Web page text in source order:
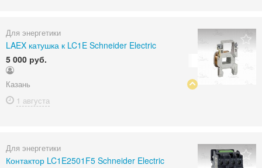
Для энергетики
LAEX катушка к LC1E Schneider Electric
5 000 руб.
Казань
1 августа
Для энергетики
Контактор LC1E2501F5 Schneider Electric